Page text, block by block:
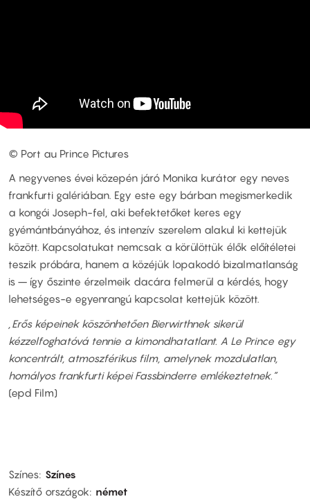
© Port au Prince Pictures
A negyvenes évei közepén járó Monika kurátor egy neves
frankfurti galériában. Egy este egy bárban megismerkedik
a kongói Joseph-fel, aki befektetőket keres egy
gyémántbányához, és intenzív szerelem alakul ki kettejük
között. Kapcsolatukat nemcsak a körülöttük élők előítéletei
teszik próbára, hanem a közéjük lopakodó bizalmatlanság
is – így őszinte érzelmeik dacára felmerül a kérdés, hogy
lehetséges-e egyenrangú kapcsolat kettejük között.
„Erős képeinek köszönhetően Bierwirthnek sikerül
kézzelfoghatóvá tennie a kimondhatatlant. A Le Prince egy
koncentrált, atmoszférikus film, amelynek mozdulatlan,
homályos frankfurti képei Fassbinderre emlékeztetnek.”
(epd Film)
Színes Színes
Készítő országok
német